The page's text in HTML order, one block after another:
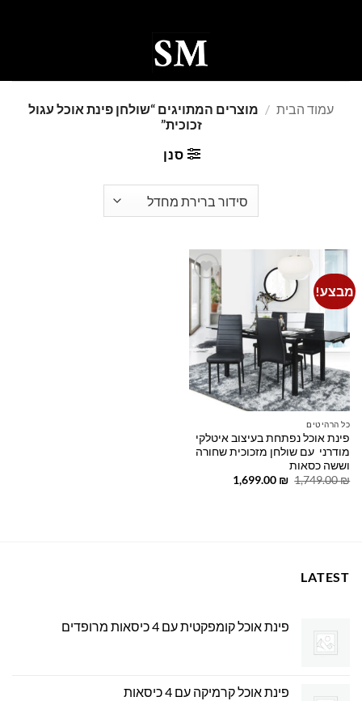
עמוד הבית / מוצרים המתויגים “שולחן פינת אוכל עגול
זכוכית”
סנן
מבצע!
Add to
wishlist
כל הרהיטים
פינת אוכל נפתחת בעיצוב איטלקי
מודרני עם שולחן מזכוכית שחורה
וששה כסאות
1,749.00₪
המחיר
1,699.00 ₪
המחיר
LATEST
פינת אוכל קומפקטית עם 4 כיסאות מרופדים
פינת אוכל קרמיקה עם 4 כיסאות